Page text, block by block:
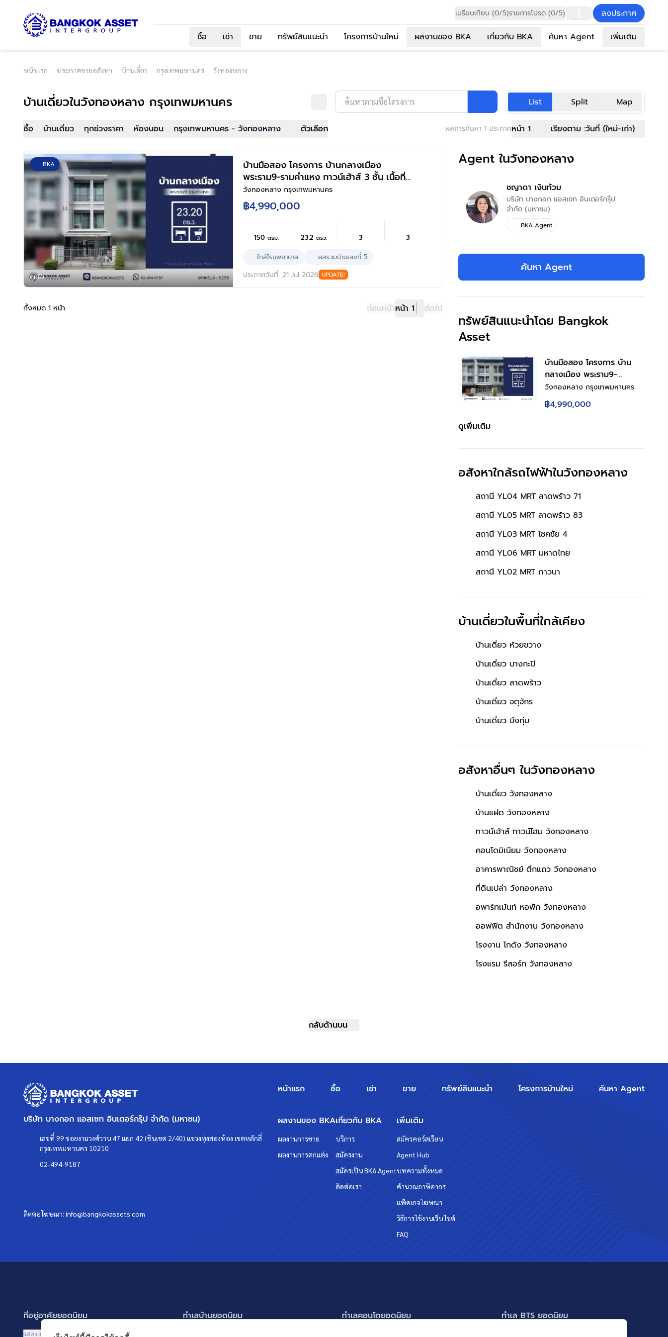
เปรียบเทียบ (0/5)รายการโปรด (0/5)
ลงประกาศ
ซื้อ
เช่า ขาย ทรัพย์สินแนะนำ โครงการบ้านใหม่ ผลงานของ BKA เกี่ยวกับ BKA ค้นหา Agent เพิ่มเติม
หน้าแรก ประกาศขายอสังหา บ้านเดี่ยว กรุงเทพมหานคร วังทองหลาง
บ้านเดี่ยวในวังทองหลาง กรุงเทพมหานคร ค้นหาตามชื่อโครงการ List Split Map
ซื้อ บ้านเดี่ยว ทุกช่วงราคา ห้องนอน กรุงเทพมหานคร - วังทองหลาง ตัวเลือก ผลการค้นหา 1 ประกาศหน้า 1 เรียงตาม :วันที่ (ใหม่-เก่า)
BKA
ดูแล้ว
บ้านมือสอง โครงการ บ้านกลางเมือง
พระราม9-รามคำแหง ทาวน์เฮ้าส์ 3 ชั้น เนื้อที่
23.2 ตร.ว. พื้นที่ใช้สอย 150 ตร.ม. 3 ห้องนอน
3 ห้องน้ำ จอดรถ 2 คัน ส่วนกลางครบ สระ
ว่ายน้ำ ฟิตเนส คลับเฮ้าส์ ใกล้รถไฟฟ้าสายสี
เหลืองสถานีรามคำ และทางด่วนฉลองรัช
วังทองหลาง กรุงเทพมหานคร
฿4,990,000
150ตรม. 23.2 ตรว. 3 3
ใกล้โรงพยาบาล ผลรวมบ้านเลขที่ 5
ประกาศวันที่: 21 Jul 2026 UPDATE!
ทั้งหมด 1 หน้า ก่อนหน้าหน้า 1 ถัดไป
Agent ในวังทองหลาง
ชญาดา เงินท้วม
บริษัท บางกอก แอสเซท อินเตอร์กรุ๊ป
จำกัด (มหาชน)
BKA Agent
ค้นหา Agent
ทรัพย์สินแนะนำโดย Bangkok
Asset
บ้านมือสอง โครงการ บ้าน
กลางเมือง พระราม9-
รามคำแหง ทาวน์เฮ้าส์ 3 ชั้น
เนื้อที่ 23.2 ตร.ว. พื้นที่ใช้สอย
150 ตร.ม. 3 ห้องนอน 3
คลับเฮ้าส์ ใกล้รถไฟฟ้าสายสี
ทางด่วนฉลองรัช
วังทองหลาง กรุงเทพมหานคร
฿4,990,000
ดูเพิ่มเติม
อสังหาใกล้รถไฟฟ้าในวังทองหลาง
สถานี YL04 MRT ลาดพร้าว 71
สถานี YL05 MRT ลาดพร้าว 83
สถานี YL03 MRT โชคชัย 4
สถานี YL06 MRT มหาดไทย
สถานี YL02 MRT ภาวนา
บ้านเดี่ยวในพื้นที่ใกล้เคียง
บ้านเดี่ยว ห้วยขวาง
บ้านเดี่ยว บางกะปิ
บ้านเดี่ยว ลาดพร้าว
บ้านเดี่ยว จตุจักร
บ้านเดี่ยว บึงกุ่ม
อสังหาอื่นๆในวังทองหลาง
บ้านเดี่ยว วังทองหลาง
บ้านแฝด วังทองหลาง
ทาวน์เฮ้าส์ ทาวน์โฮม วังทองหลาง
คอนโดมิเนียม วังทองหลาง
อาคารพาณิชย์ ตึกแถว วังทองหลาง
ที่ดินเปล่า วังทองหลาง
อพาร์ทเม้นท์ หอพัก วังทองหลาง
ออฟฟิต สำนักงาน วังทองหลาง
โรงงาน โกดัง วังทองหลาง
โรงแรม รีสอร์ท วังทองหลาง
กลับด้านบน
บริษัท บางกอก แอสเซท อินเตอร์กรุ๊ป จำกัด (มหาชน)
เลขที่ 99 ซอยงามวงศ์วาน 47 แยก 42 (ชินเขต 2/40) แขวงทุ่งสองห้อง เขตหลักสี่
กรุงเทพมหานคร 10210
02-494-9187
ติดต่อโฆษณา: info@bangkokassets.com
หน้าแรก ซื้อ เช่า ขาย ทรัพย์สินแนะนำ โครงการบ้านใหม่ ค้นหา Agent
ผลงานของ BKA
ผลงานการขาย
ผลงานการตกแต่ง
เกี่ยวกับ BKA
บริการ
สมัครงาน
สมัครเป็น BKA Agent
ติดต่อเรา
เพิ่มเติม
สมัครคอร์สเรียน
Agent Hub
บทความทั้งหมด
คำนวณภาษีอากร
แพ็คเกจโฆษณา
วิธีการใช้งานเว็บไซต์
FAQ
-
ที่อยู่อาศัยยอดนิยม
บ้านเดี่ยว
แสดงเพิ่มเติม
ทำเลบ้านยอดนิยม ทำเลคอนโดยอดนิยม ทำเล BTS ยอดนิยม